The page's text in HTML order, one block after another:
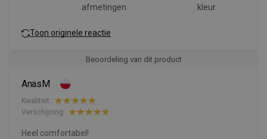
afmetingen
kleur.
Toon originele reactie
Beoordeling van dit product
AnasM
Kwaliteit:
Verschijning:
Heel comfortabel!